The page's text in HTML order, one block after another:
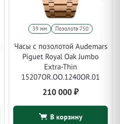
39 мм Позолота 750
Часы с позолотой Audemars
Piguet Royal Oak Jumbo
Extra-Thin
15207OR.OO.1240OR.01
210 000 ₽
В корзину